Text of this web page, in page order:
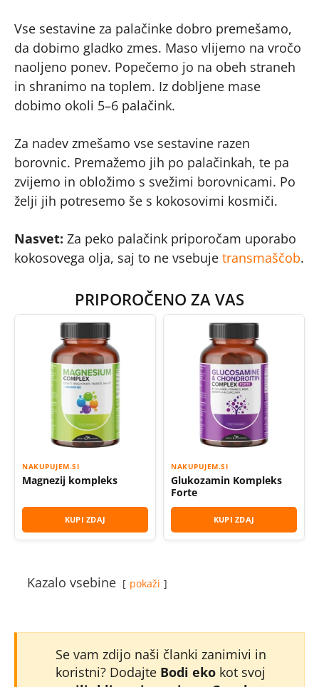
Vse sestavine za palačinke dobro premešamo,
da dobimo gladko zmes. Maso vlijemo na vročo
naoljeno ponev. Popečemo jo na obeh straneh
in shranimo na toplem. Iz dobljene mase
dobimo okoli 5–6 palačink.
Za nadev zmešamo vse sestavine razen
borovnic. Premažemo jih po palačinkah, te pa
zvijemo in obložimo s svežimi borovnicami. Po
želji jih potresemo še s kokosovimi kosmiči.
Nasvet: Za peko palačink priporočam uporabo
kokosovega olja, saj to ne vsebuje transmaščob.
PRIPOROČENO ZA VAS
NAKUPUJEM.SI
Magnezij kompleks
KUPI ZDAJ
NAKUPUJEM.SI
Glukozamin Kompleks
Forte
KUPI ZDAJ
Kazalo vsebine pokaži
Se vam zdijo naši članki zanimivi in
koristni? Dodajte Bodi eko kot svoj